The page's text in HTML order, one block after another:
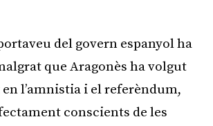
del govern espanyol ha
que Aragonès ha volgut
en l’amnistia i el referèndum,
conscients de les